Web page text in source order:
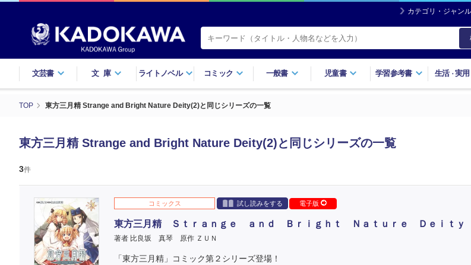
カテゴリ・ジャン
文芸書 文庫 ライトノベル コミック 一般書 児童書 学習参考書 生活・実用
TOP 東方三月精 Strange and Bright Nature Deity(2)と同じシリーズの一覧
東方三月精 Strange and Bright Nature Deity(2)と同じシリーズの一覧
3件
コミックス 試し読みをする 電子版
東方三月精 Ｓｔｒａｎｇｅ ａｎｄ Ｂｒｉｇｈｔ Ｎａｔｕｒｅ Ｄｅｉｔｙ
著者 比良坂 真琴 原作 ＺＵＮ
「東方三月精」コミック第２シリーズ登場！